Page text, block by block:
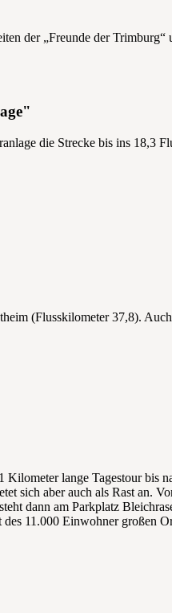
der „Freunde der Trimburg“
die Strecke bis ins 18,3
(Flusskilometer 37,8).
lange Tagestour bis
sich aber auch als Rast
dann am Parkplatz
11.000 Einwohner großen